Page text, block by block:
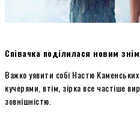
Співачка поділилася новим
Важко уявити собі Настю
кучерями, втім, зірка все частіше
зовнішністю.